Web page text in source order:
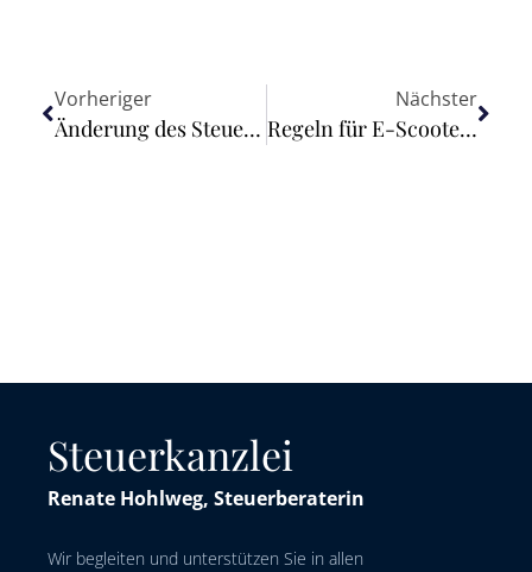
Vorheriger
Änderung des Steuerberatungsgesetzes erstmals beraten
Nächster
Regeln für E-Scooter verschärft
Steuerkanzlei
Renate Hohlweg, Steuerberaterin
Wir begleiten und unterstützen Sie in allen